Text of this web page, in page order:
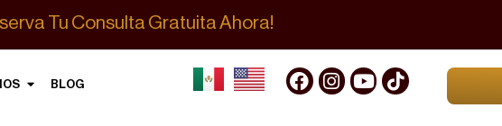
Tu Consulta Gratuita Ahora!
BLOG